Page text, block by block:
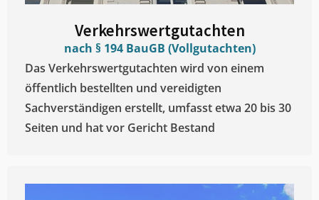
Verkehrswertgutachten
nach § 194 BauGB (Vollgutachten)
Das Verkehrswertgutachten wird von einem
öffentlich bestellten und vereidigten
Sachverständigen erstellt, umfasst etwa 20 bis 30
Seiten und hat vor Gericht Bestand